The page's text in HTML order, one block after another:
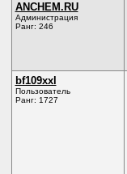
ANCHEM.RU
Администрация
Ранг: 246
bf109xxl
Пользователь
Ранг: 1727